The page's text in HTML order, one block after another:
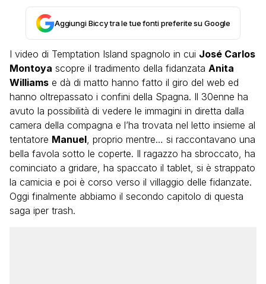
Aggiungi Biccy tra le tue fonti preferite su Google
I video di Temptation Island spagnolo in cui José Carlos
Montoya scopre il tradimento della fidanzata Anita
Williams e dà di matto hanno fatto il giro del web ed
hanno oltrepassato i confini della Spagna. Il 30enne ha
avuto la possibilità di vedere le immagini in diretta dalla
camera della compagna e l’ha trovata nel letto insieme al
tentatore Manuel, proprio mentre… si raccontavano una
bella favola sotto le coperte. Il ragazzo ha sbroccato, ha
cominciato a gridare, ha spaccato il tablet, si è strappato
la camicia e poi è corso verso il villaggio delle fidanzate.
Oggi finalmente abbiamo il secondo capitolo di questa
saga iper trash.